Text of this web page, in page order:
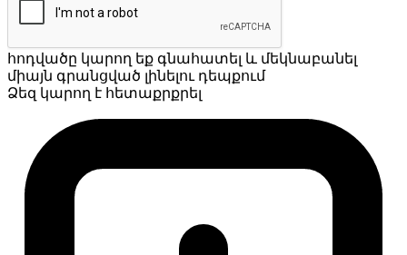
հոդվածը կարող եք գնահատել և մեկնաբանել
միայն գրանցված լինելու դեպքում
Ձեզ կարող է հետաքրքրել